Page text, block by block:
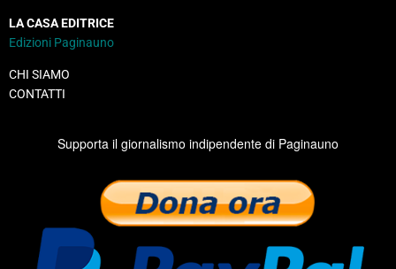
LA CASA EDITRICE
Edizioni Paginauno
CHI SIAMO
CONTATTI
Supporta il giornalismo indipendente di Paginauno